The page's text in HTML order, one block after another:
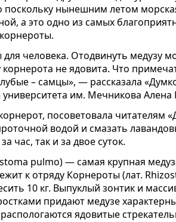
нынешним летом
а это одно из самых
человека. Отодвинуть медузу
корнерота не ядовита. Что
– самцы», — рассказала
им. Мечникова Алена
посоветовала читателям
водой и смазать
час, так и за двое суток.
pulmo) — самая крупная
к отряду Корнероты (лат.
10 кг. Выпуклый зонтик и
придают медузе
ядовитые